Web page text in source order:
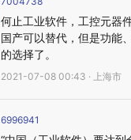
何止工业软件，工控元器
国产可以替代，但是功能
的选择了。
2021-07-08 00:43 · 上海市
6996941